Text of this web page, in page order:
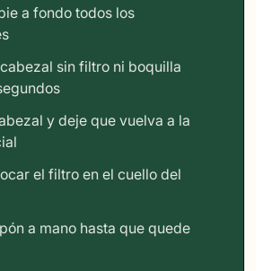
a fondo todos los
sin filtro ni boquilla
y deje que vuelva a la
el filtro en el cuello del
a mano hasta que quede